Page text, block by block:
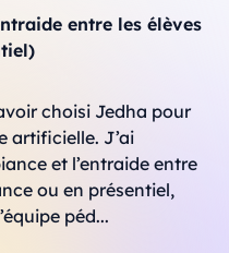
entre les élèves
choisi Jedha pour
artificielle. J’ai
et l’entraide entre
ou en présentiel,
péd...